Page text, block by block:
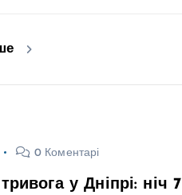
0 Коментарі
у Дніпрі: ніч 7